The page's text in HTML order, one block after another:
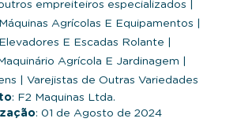
empreiteiros especializados
Agrícolas E Equipamentos
E Escadas Rolante
Agrícola E Jardinagem
Varejistas de Outras Variedades
: F2 Maquinas Ltda.
: 01 de Agosto de 2024